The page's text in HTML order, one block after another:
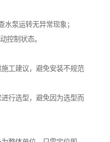
水泵运转无异常现象；
控制状态。
工建议，避免安装不规范
行选型，避免因为选型而